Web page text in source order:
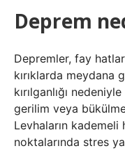
Deprem
Depremler, fay
kırıklarda meydana
kırılganlığı
gerilim veya
Levhaların
noktalarında stres